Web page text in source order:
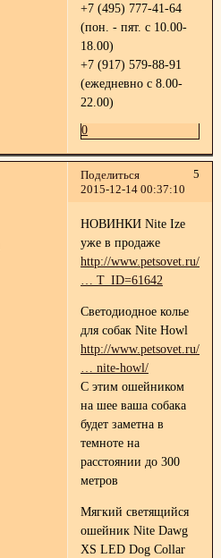
+7 (495) 777-41-64
(пон. - пят. с 10.00-
18.00)
+7 (917) 579-88-91
(ежедневно с 8.00-
22.00)
0
Поделиться
5
2015-12-14 00:37:10
НОВИНКИ Nite Ize
уже в продаже
http://www.petsovet.ru/
… T_ID=61642
Светодиодное колье
для собак Nite Howl
http://www.petsovet.ru/
… nite-howl/
С этим ошейником
на шее ваша собака
будет заметна в
темноте на
расстоянии до 300
метров
Мягкий светящийся
ошейник Nite Dawg
XS LED Dog Collar